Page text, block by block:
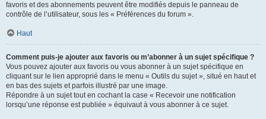
favoris et des abonnements peuvent être modifiés depuis le panneau de
contrôle de l’utilisateur, sous les « Préférences du forum ».
Haut
Comment puis-je ajouter aux favoris ou m’abonner à un sujet spécifique ?
Vous pouvez ajouter aux favoris ou vous abonner à un sujet spécifique en
cliquant sur le lien approprié dans le menu « Outils du sujet », situé en haut et
en bas des sujets et parfois illustré par une image.
Répondre à un sujet tout en cochant la case « Recevoir une notification
lorsqu’une réponse est publiée » équivaut à vous abonner à ce sujet.